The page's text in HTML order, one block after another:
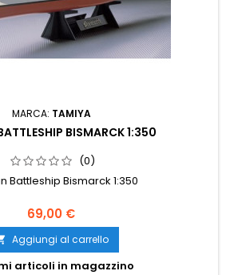
MARCA: TAMIYA
BISMARCK 1:350
(0)
Battleship Bismarck 1:350
69,00 €
Aggiungi al carrello
articoli in magazzino